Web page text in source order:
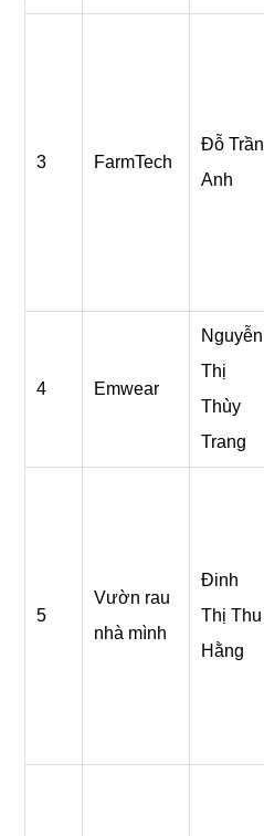
3 FarmTech
Đỗ Trần
Anh
4 Emwear
Nguyễn
Thị
Thùy
Trang
5
Vườn rau
nhà mình
Đinh
Thị Thu
Hằng